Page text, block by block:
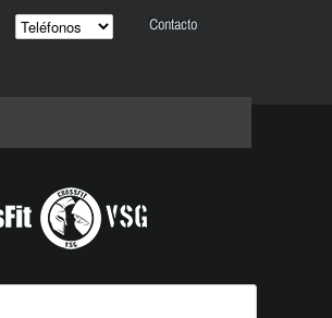
Contacto